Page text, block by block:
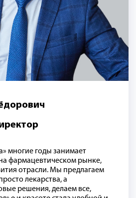
многие годы занимает
фармацевтическом рынке,
отрасли. Мы предлагаем
лекарства, а
решения, делаем все,